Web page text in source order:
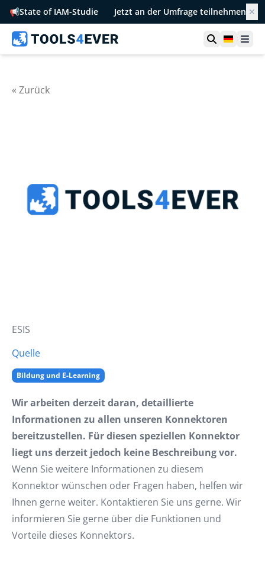
📢State of IAM-Studie Jetzt an der Umfrage teilnehmen ✕
Suche
« Zurück
ESIS
Quelle
Bildung und E-Learning
Wir arbeiten derzeit daran, detaillierte
Informationen zu allen unseren Konnektoren
bereitzustellen. Für diesen speziellen Konnektor
liegt uns derzeit jedoch keine Beschreibung vor.
Wenn Sie weitere Informationen zu diesem
Konnektor wünschen oder Fragen haben, helfen wir
Ihnen gerne weiter. Kontaktieren Sie uns gerne. Wir
informieren Sie gerne über die Funktionen und
Vorteile dieses Konnektors.